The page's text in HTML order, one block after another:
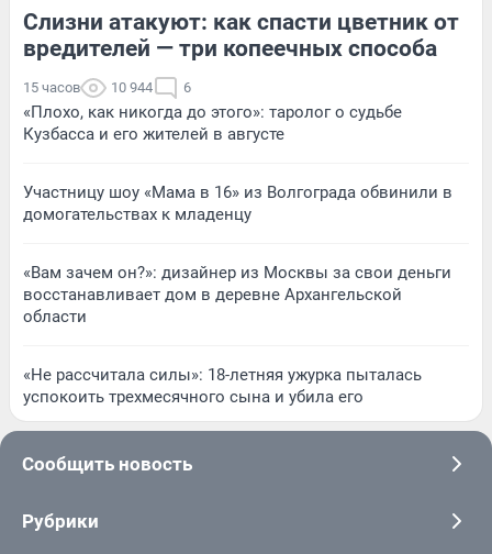
Слизни атакуют: как спасти цветник от
вредителей — три копеечных способа
15 часов 10 944 6
«Плохо, как никогда до этого»: таролог о судьбе
Кузбасса и его жителей в августе
Участницу шоу «Мама в 16» из Волгограда обвинили в
домогательствах к младенцу
«Вам зачем он?»: дизайнер из Москвы за свои деньги
восстанавливает дом в деревне Архангельской
области
«Не рассчитала силы»: 18-летняя ужурка пыталась
успокоить трехмесячного сына и убила его
Сообщить новость
Рубрики